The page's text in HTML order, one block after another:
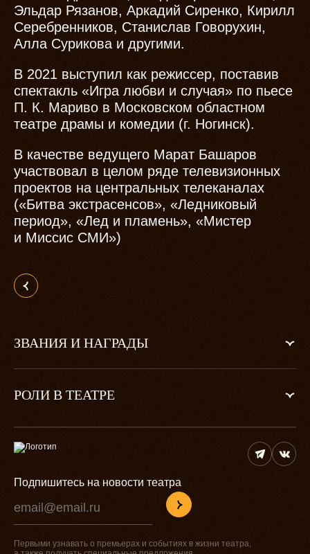
Эльдар Рязанов, Аркадий Сиренко, Кирилл
Серебренников, Станислав Говорухин,
Алла Сурикова и другими.
В 2021 выступил как режиссер, поставив
спектакль «Игра любви и случая» по пьесе
П. К. Мариво в Московском областном
театре драмы и комедии (г. Ногинск).
В качестве ведущего Марат Башаров
участвовал в целом ряде телевизионных
проектов на центральных телеканалах
(«Битва экстрасенсов», «Ледниковый
период», «Лед и пламень», «Мистер
и Миссис СМИ»)
ЗВАНИЯ И НАГРАДЫ
РОЛИ В ТЕАТРЕ
Подпишитесь на новости театра
Первыми узнавать о премьерах и событиях в жизни театра,